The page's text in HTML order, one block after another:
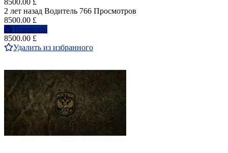
8500.00 £
2 лет назад Водитель 766 Просмотров
8500.00 £
Написать
8500.00 £
Удалить из избранного